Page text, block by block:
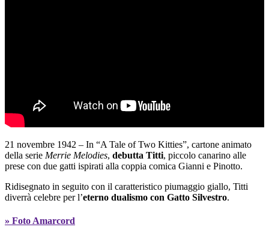
21 novembre 1942 – In “A Tale of Two Kitties”, cartone animato
della serie Merrie Melodies, debutta Titti, piccolo canarino alle
prese con due gatti ispirati alla coppia comica Gianni e Pinotto.
Ridisegnato in seguito con il caratteristico piumaggio giallo, Titti
diverrà celebre per l’eterno dualismo con Gatto Silvestro.
» Foto Amarcord